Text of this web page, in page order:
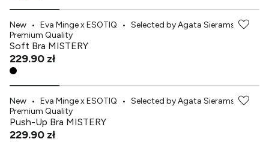
New • Eva Minge x ESOTIQ • Selected by Agata Sieramska •
Premium Quality
Soft Bra MISTERY
229.90 zł
New • Eva Minge x ESOTIQ • Selected by Agata Sieramska •
Premium Quality
Push-Up Bra MISTERY
229.90 zł